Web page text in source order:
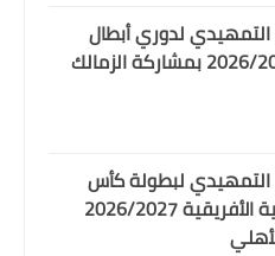
المصري و زيسكو
التمهيدي لدوري أبطال
أفريقيا 2026/2027 بمشاركة الزمالك
التمهيدي لبطولة كأس
الكونفدرالية الأفريقية 2026/2027